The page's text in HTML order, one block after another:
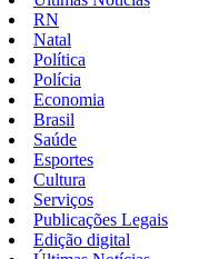
RN
Natal
Política
Polícia
Economia
Brasil
Saúde
Esportes
Cultura
Serviços
Publicações Legais
Edição digital